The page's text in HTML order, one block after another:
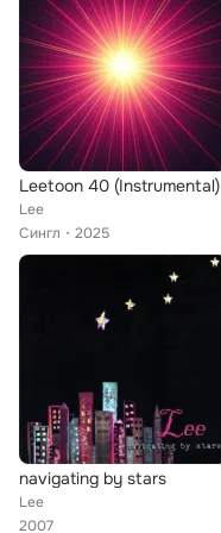
Leetoon 40 (Instrumental)
Lee
Сингл
2025
navigating by stars
Lee
2007